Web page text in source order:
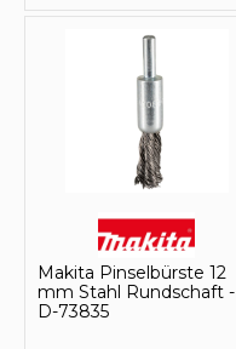
Makita Pinselbürste 12
mm Stahl Rundschaft -
D-73835